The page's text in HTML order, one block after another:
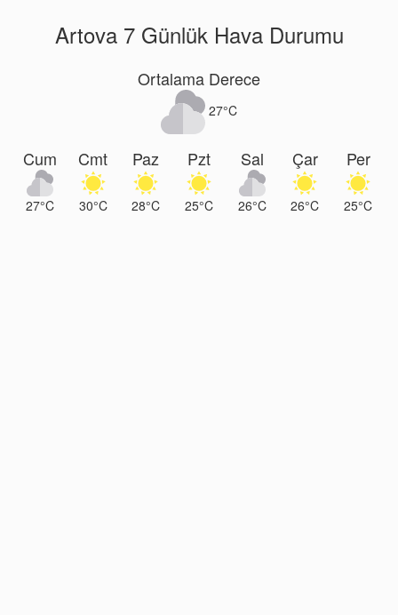
Artova 7 Günlük Hava Durumu
Ortalama Derece
27°C
Cum
27°C
Cmt
30°C
Paz
28°C
Pzt
25°C
Sal
26°C
Çar
26°C
Per
25°C